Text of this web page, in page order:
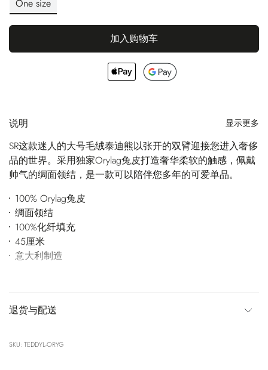
One size
加入购物车
说明 显示更多
SR这款迷人的大号毛绒泰迪熊以张开的双臂迎接您进入奢侈
品的世界。采用独家Orylag兔皮打造奢华柔软的触感，佩戴
帅气的绸面领结，是一款可以陪伴您多年的可爱单品。
100% Orylag兔皮
绸面领结
100%化纤填充
45厘米
意大利制造
退货与配送
SKU: TEDDYL-ORYG